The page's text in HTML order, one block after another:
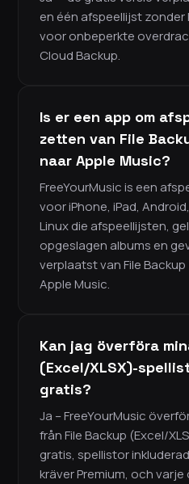
en één afspeellijst zonder
voor onbeperkte
Cloud Backup.
Is er een app om
zetten van File
naar Apple Music?
FreeYourMusic is een
voor iPhone, iPad,
Linux die afspeellijsten,
opgeslagen albums en
verplaatst van File Backup
Apple Music.
Kan jag överföra
(Excel/XLSX)-
gratis?
Ja – FreeYourMusic
från File Backup (Excel/
gratis, spellistor
kräver Premium, och